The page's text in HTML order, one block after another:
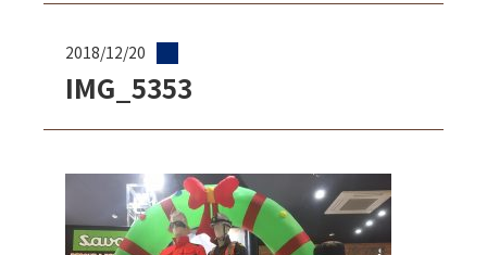
2018/12/20
IMG_5353